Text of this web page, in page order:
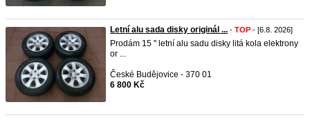
Letní alu sada disky originál ... - TOP - [6.8. 2026]
Prodám 15 " letní alu sadu disky litá kola elektrony
or ...
České Budějovice - 370 01
6 800 Kč